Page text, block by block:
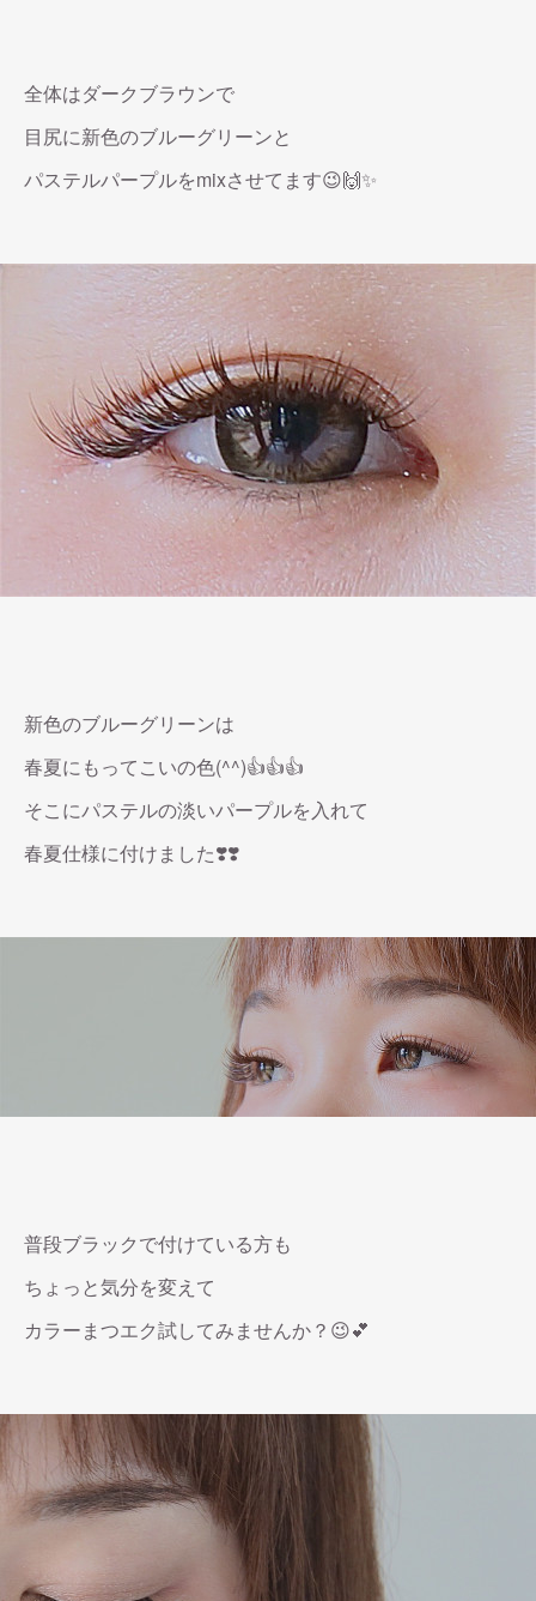
全体はダークブラウンで
目尻に新色のブルーグリーンと
パステルパープルをmixさせてます😉🙌✨
新色のブルーグリーンは
春夏にもってこいの色(^^)👍👍👍
そこにパステルの淡いパープルを入れて
春夏仕様に付けました❣️❣️
普段ブラックで付けている方も
ちょっと気分を変えて
カラーまつエク試してみませんか？😉💕